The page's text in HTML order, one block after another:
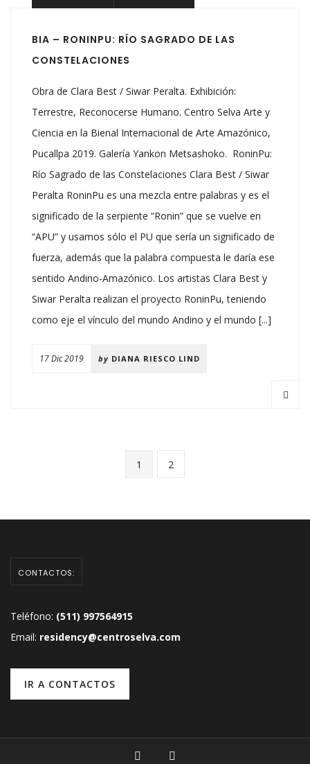
BIA – RONINPU: RÍO SAGRADO DE LAS
CONSTELACIONES
Obra de Clara Best / Siwar Peralta. Exhibición:
Terrestre, Reconocerse Humano. Centro Selva Arte y
Ciencia en la Bienal Internacional de Arte Amazónico,
Pucallpa 2019. Galería Yankon Metsashoko. RoninPu:
Río Sagrado de las Constelaciones Clara Best / Siwar
Peralta RoninPu es una mezcla entre palabras y es el
significado de la serpiente “Ronin” que se vuelve en
“APU” y usamos sólo el PU que sería un significado de
fuerza, además que la palabra compuesta le daría ese
sentido Andino-Amazónico. Los artistas Clara Best y
Siwar Peralta realizan el proyecto RoninPu, teniendo
como eje el vínculo del mundo Andino y el mundo [...]
17 Dic 2019 by DIANA RIESCO LIND
1 2
CONTACTOS:
Teléfono: (511) 997564915
Email: residency@centroselva.com
IR A CONTACTOS